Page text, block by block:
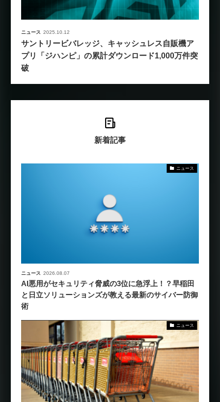
ニュース 2025.10.12
サントリービバレッジ、キャッシュレス自販機ア
プリ「ジハンピ」の累計ダウンロード1,000万件突
破
新着記事
ニュース
ニュース 2026.08.07
AI悪用がセキュリティ脅威の3位に急浮上！？早稲田
と日立ソリューションズが教える最新のサイバー防御
術
ニュース